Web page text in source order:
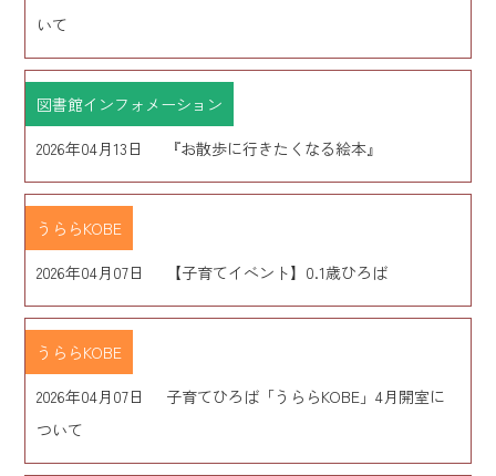
いて
図書館インフォメーション
2026年04月13日
『お散歩に行きたくなる絵本』
うららKOBE
2026年04月07日
【子育てイベント】0.1歳ひろば
うららKOBE
2026年04月07日
子育てひろば「うららKOBE」4月開室に
ついて